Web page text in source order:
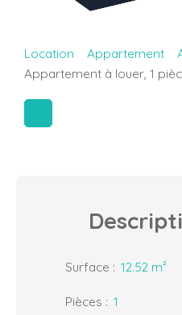
Location Appartement
Appartement à louer, 1
Surface : 12.52 m²
Pièces : 1